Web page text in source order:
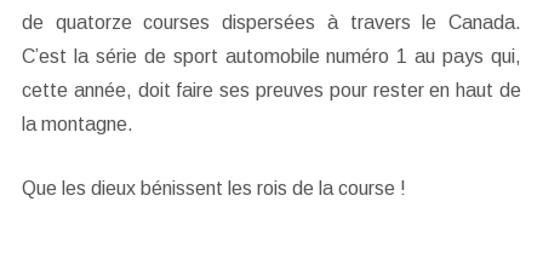
de quatorze courses dispersées à travers le Canada.
C’est la série de sport automobile numéro 1 au pays qui,
cette année, doit faire ses preuves pour rester en haut de
la montagne.
Que les dieux bénissent les rois de la course !